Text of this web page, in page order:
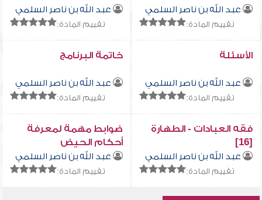
عبد الله بن ناصر السلمي
تقييم المادة:
عبد الله بن ناصر السلمي
تقييم المادة:
الأسئلة
عبد الله بن ناصر السلمي
تقييم المادة:
خاتمة البرنامج
عبد الله بن ناصر السلمي
تقييم المادة:
فقه العبادات - الطهارة
[16]
عبد الله بن ناصر السلمي
تقييم المادة:
ضوابط مهمة لمعرفة
أحكام الحيض
عبد الله بن ناصر السلمي
تقييم المادة: